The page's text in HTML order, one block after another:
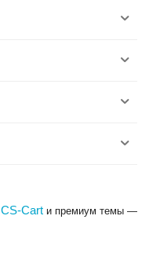
CS-Cart и премиум темы —